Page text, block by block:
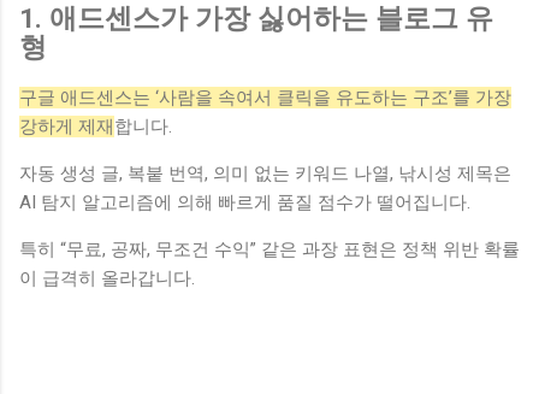
1. 애드센스가 가장 싫어하는 블로그 유
형
구글 애드센스는 ‘사람을 속여서 클릭을 유도하는 구조’를 가장
강하게 제재합니다.
자동 생성 글, 복붙 번역, 의미 없는 키워드 나열, 낚시성 제목은
AI 탐지 알고리즘에 의해 빠르게 품질 점수가 떨어집니다.
특히 “무료, 공짜, 무조건 수익” 같은 과장 표현은 정책 위반 확률
이 급격히 올라갑니다.